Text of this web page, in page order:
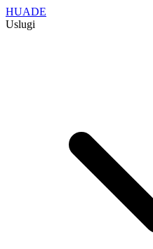
HUADE
Uslugi